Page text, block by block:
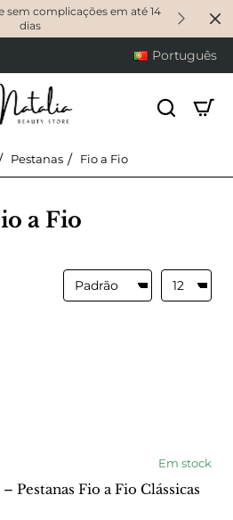
sem complicações em até 14
dias
Português
a Fio
Pestanas Fio a Fio
Em stock
Pestanas Fio a Fio Clássicas